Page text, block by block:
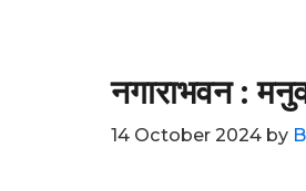
नगाराभवन :
14 October 2024 by